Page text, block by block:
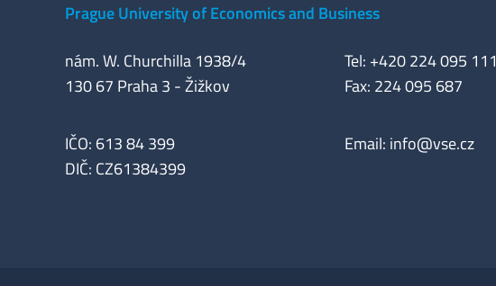
Prague University of Economics and Business
nám. W. Churchilla 1938/4
130 67 Praha 3 - Žižkov
Tel: +420 224 095 111
Fax: 224 095 687
IČO: 613 84 399
DIČ: CZ61384399
Email: info@vse.cz